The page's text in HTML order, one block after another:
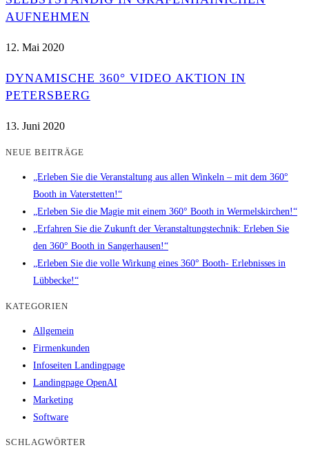
AUFNEHMEN
12. Mai 2020
DYNAMISCHE 360° VIDEO AKTION IN
PETERSBERG
13. Juni 2020
NEUE BEITRÄGE
„Erleben Sie die Veranstaltung aus allen Winkeln – mit dem 360°
Booth in Vaterstetten!“
„Erleben Sie die Magie mit einem 360° Booth in Wermelskirchen!“
„Erfahren Sie die Zukunft der Veranstaltungstechnik: Erleben Sie
den 360° Booth in Sangerhausen!“
„Erleben Sie die volle Wirkung eines 360° Booth- Erlebnisses in
Lübbecke!“
KATEGORIEN
Allgemein
Firmenkunden
Infoseiten Landingpage
Landingpage OpenAI
Marketing
Software
SCHLAGWÖRTER